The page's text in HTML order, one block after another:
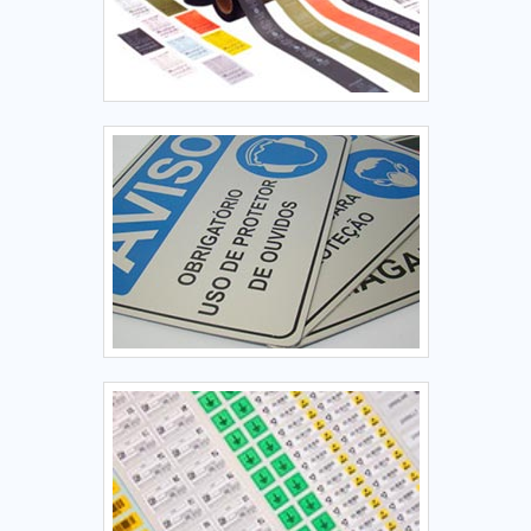
primeiros meses.PLAQUETA PATRIMONIAL DE ALUMÍNIO DE
ALTA QUALIDADENa Corimpress as melhores opções
sempre estão à espera quando precisar de soluções para
comunicação visual e gráfica. É sempre a opção mais
confiável, disponibilizando itens como adesivos e etiquetas
e etiquetas resinadas.Além disso, a empresa ainda oferece
soluções de impressão e adesivamento para o sucesso dos
produtos com responsabilidade com a marca, com o prazo
de entrega, qualidade, durabilidade e respeito ao meio
ambiente e produtos à pronta entrega..